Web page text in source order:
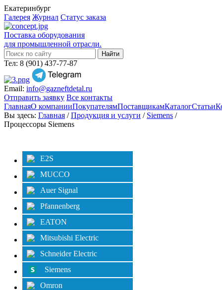
Екатеринбург
Галерея Журнал Статус заказа
Поставка оборудования
для промышленной отрасли.
Тел: 8 (901) 437-77-87
Email: info@gazneftdetal.ru
Отправить заявку Все контакты
ГлавнаяО компанииПокупателямПоставщикамКаталогСтатьи
Вы здесь: Главная /Продукция и услуги / Siemens /
Процессоры Siemens
E2S
MUCCO
Auer Signal
Pfannenberg
EATON
Mitsubishi Electric
Schneider Electric
Siemens
Omron